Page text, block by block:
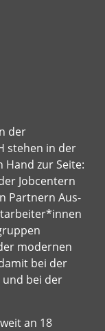
der
stehen in der
zur Seite:
Jobcentern
Partnern Aus-
modernen
bei der
bei der
an 18